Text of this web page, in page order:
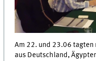
Am 22. und 23.06 tagten
aus Deutschland,